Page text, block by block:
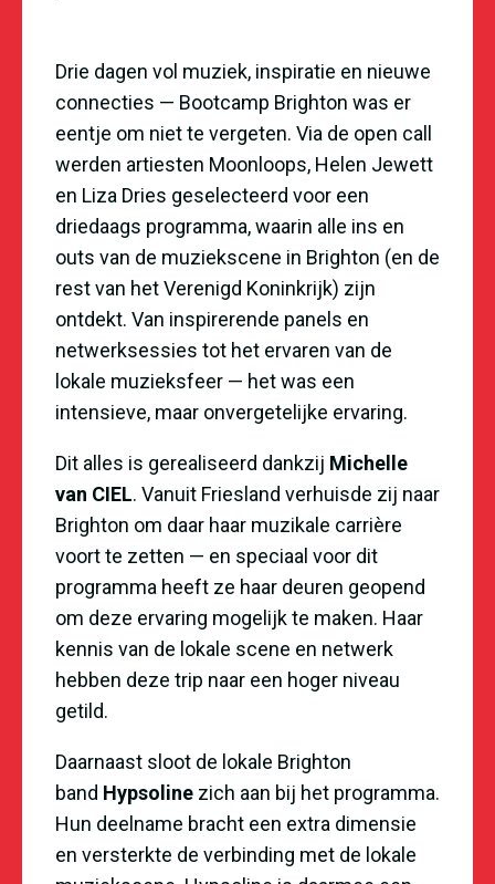
Drie dagen vol muziek, inspiratie en nieuwe
connecties — Bootcamp Brighton was er
eentje om niet te vergeten. Via de open call
werden artiesten Moonloops, Helen Jewett
en Liza Dries geselecteerd voor een
driedaags programma, waarin alle ins en
outs van de muziekscene in Brighton (en de
rest van het Verenigd Koninkrijk) zijn
ontdekt. Van inspirerende panels en
netwerksessies tot het ervaren van de
lokale muzieksfeer — het was een
intensieve, maar onvergetelijke ervaring.
Dit alles is gerealiseerd dankzij Michelle
van CIEL. Vanuit Friesland verhuisde zij naar
Brighton om daar haar muzikale carrière
voort te zetten — en speciaal voor dit
programma heeft ze haar deuren geopend
om deze ervaring mogelijk te maken. Haar
kennis van de lokale scene en netwerk
hebben deze trip naar een hoger niveau
getild.
Daarnaast sloot de lokale Brighton
band Hypsoline zich aan bij het programma.
Hun deelname bracht een extra dimensie
en versterkte de verbinding met de lokale